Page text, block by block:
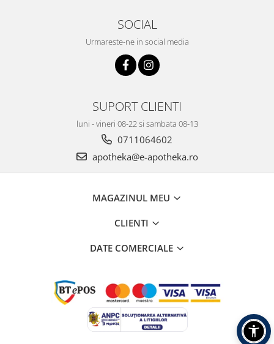
SOCIAL
Urmareste-ne in social media
SUPORT CLIENTI
luni - vineri 08-22 si sambata 08-13
0711064602
apotheka@e-apotheka.ro
MAGAZINUL MEU
CLIENTI
DATE COMERCIALE